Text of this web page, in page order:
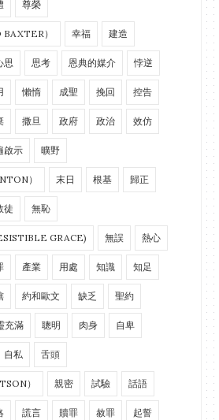
尊榮
） 幸福 建造
思 思考 恩典的媒介 悖逆
懶惰 成聖 挽回 控告
撒旦 政府 政治 效仿
啟示 曠野
） 末日 根基 歸正
徒 無恥
GRACE) 無誤 熱心
產業 用處 知識 知足
約和歐文 缺乏 聖約
充滿 聰明 肉身 自卑
自私 舌頭
） 親密 試驗 話語
謊言 贖罪 赦罪 起誓